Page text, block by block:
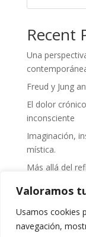
Valoramos
Usamos cookies
navegación,
Recent
Una
Freud y Jung
El dolor
inconsciente
Imaginación,
mística.
Más allá del
Recent
No hay